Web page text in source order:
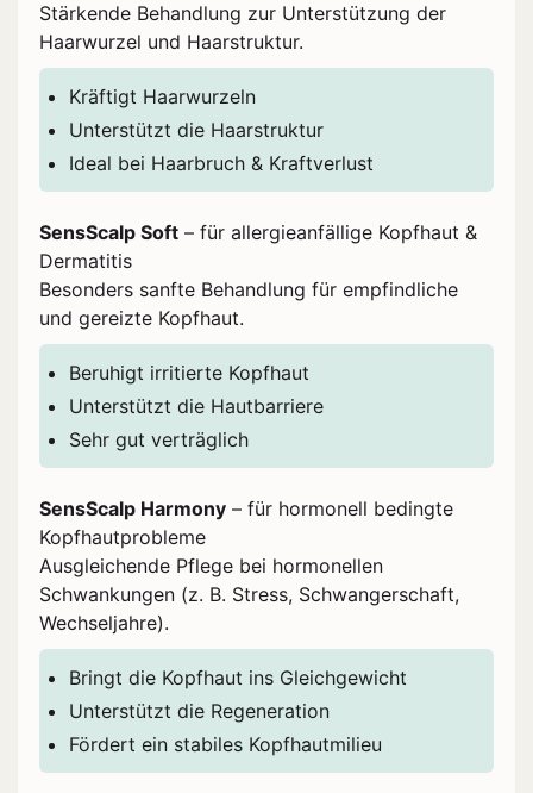
Stärkende Behandlung zur Unterstützung der
Haarwurzel und Haarstruktur.
Kräftigt Haarwurzeln
Unterstützt die Haarstruktur
Ideal bei Haarbruch & Kraftverlust
SensScalp Soft – für allergieanfällige Kopfhaut &
Dermatitis
Besonders sanfte Behandlung für empfindliche
und gereizte Kopfhaut.
Beruhigt irritierte Kopfhaut
Unterstützt die Hautbarriere
Sehr gut verträglich
SensScalp Harmony – für hormonell bedingte
Kopfhautprobleme
Ausgleichende Pflege bei hormonellen
Schwankungen (z. B. Stress, Schwangerschaft,
Wechseljahre).
Bringt die Kopfhaut ins Gleichgewicht
Unterstützt die Regeneration
Fördert ein stabiles Kopfhautmilieu